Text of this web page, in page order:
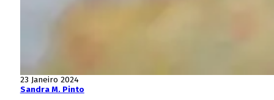
23 Janeiro 2024
Sandra M. Pinto